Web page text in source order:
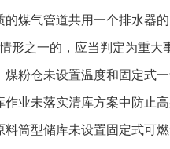
煤气管道共用一个排水器的
形之一的，应当判定为重大
煤粉仓未设置温度和固定式
作业未落实清库方案中防止
料筒型储库未设置固定式可